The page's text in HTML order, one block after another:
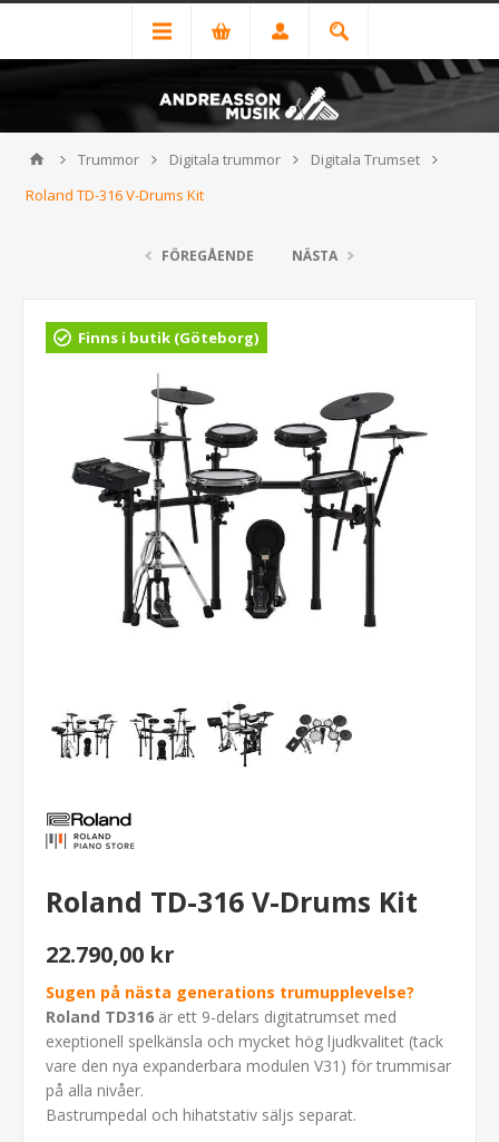
Trummor Digitala trummor
Digitala Trumset
Roland TD-316 V-Drums Kit
FÖREGÅENDE NÄSTA
Finns i butik (Göteborg)
Roland TD-316 V-Drums Kit
22.790,00 kr
Sugen på nästa generations trumupplevelse?
Roland TD316 är ett 9-delars digitatrumset med
exeptionell spelkänsla och mycket hög ljudkvalitet (tack
vare den nya expanderbara modulen V31) för trummisar
på alla nivåer.
Bastrumpedal och hihatstativ säljs separat.